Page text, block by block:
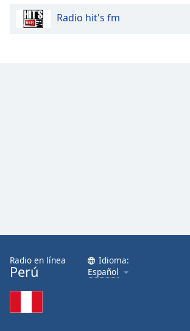
Radio hit's fm
Radio en línea
Perú
Idioma:
Español